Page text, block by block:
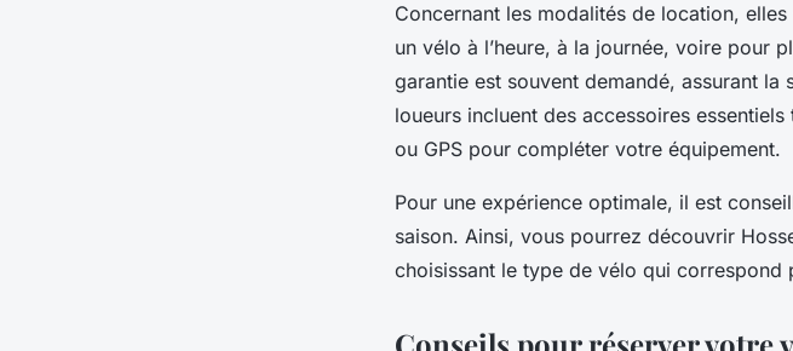
Concernant les modalités de location,
un vélo à l’heure, à la journée, voire pour
garantie est souvent demandé, assurant
loueurs incluent des accessoires
ou GPS pour compléter votre équipement.
Pour une expérience optimale, il est
saison. Ainsi, vous pourrez découvrir
choisissant le type de vélo qui correspond